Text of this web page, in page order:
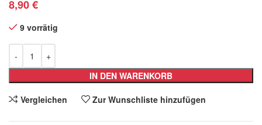
8,90€
9 vorrätig
IN DEN WARENKORB
Vergleichen Zur Wunschliste hinzufügen